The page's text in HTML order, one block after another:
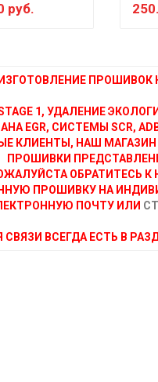
руб.
ИЗГОТОВЛЕНИЕ ПРОШИВОК
1, УДАЛЕНИЕ
EGR, СИСТЕМЫ SCR,
КЛИЕНТЫ, НАШ
ПРОШИВКИ
ОБРАТИТЕСЬ
ПРОШИВКУ НА
ПОЧТУ ИЛИ
ВСЕГДА ЕСТЬ В